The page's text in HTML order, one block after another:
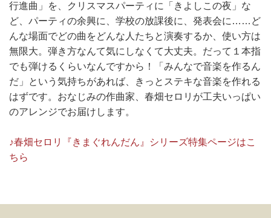
行進曲」を、クリスマスパーティに「きよしこの夜」な
ど、パーティの余興に、学校の放課後に、発表会に……ど
んな場面でどの曲をどんな人たちと演奏するか、使い方は
無限大。弾き方なんて気にしなくて大丈夫。だって１本指
でも弾けるくらいなんですから！「みんなで音楽を作るん
だ」という気持ちがあれば、きっとステキな音楽を作れる
はずです。おなじみの作曲家、春畑セロリが工夫いっぱい
のアレンジでお届けします。
♪春畑セロリ『きまぐれんだん』シリーズ特集ページはこ
ちら